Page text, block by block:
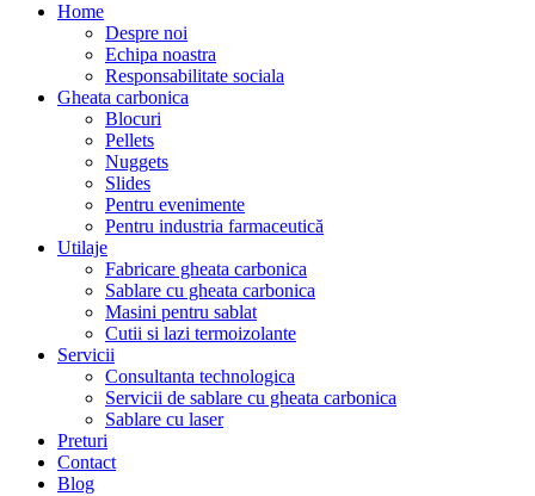
Home
Despre noi
Echipa noastra
Responsabilitate sociala
Gheata carbonica
Blocuri
Pellets
Nuggets
Slides
Pentru evenimente
Pentru industria farmaceutică
Utilaje
Fabricare gheata carbonica
Sablare cu gheata carbonica
Masini pentru sablat
Cutii si lazi termoizolante
Servicii
Consultanta technologica
Servicii de sablare cu gheata carbonica
Sablare cu laser
Preturi
Contact
Blog